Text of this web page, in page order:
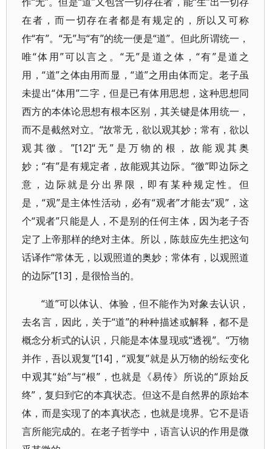
在者，而一切存在者都是有规定的，所以又可称
作“有”。“无”与“有”的统一便是“道”。但此所谓统一，
唯“体用”可以言之。“无”是道之体，“有”是道之
用，“道”之体由用而显，“道”之用由体而定。老子虽
未提出“体用”二字，但是已有体用思想，这种思想同
西方的本体论思想有根本区别，其关键是体用统一，
而不是截然对立。“故常无，欲以观其妙；常有，欲以
观其徼。”[12]“无”是万物的根，故能观其奥
妙；“有”是有规定者，故能观其边际。“徼”即边际之
意，边际就是分出界限，即有某种规定性。但
是，“观”是主体性活动，必有“观者”才能去“观”，这
个“观者”只能是人，不是别的任何主体，因为老子否
定了上帝那样的绝对主体。所以，陈鼓应先生把这句
话译作“常体无，以观照道的奥妙；常体有，以观照道
的边际”[13]，是很恰当的。
“道”可以体认、体验，但不能作为对象去认识，
去名言，因此，关于“道”的种种描述或解释，都不是
概念分析式的认识，只能是本体显现或“透视”。“万物
并作，吾以观复”[14]，“观复”就是从万物的纷纭变化
中观其“始”与“根”，也就是《易传》所说的“原始反
终”，复归到它的本真状态。但这不是自然界的原始本
体，而是实现了的本真状态，也就是境界。它不是语
言所能完成的。在老子哲学中，语言认识的作用是微